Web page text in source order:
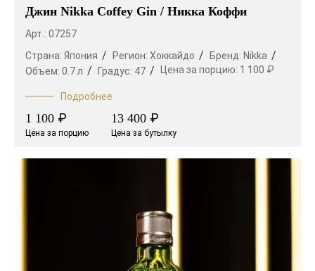
Джин Nikka Coffey Gin / Никка Коффи
Арт.: 07257
Страна: Япония Регион: Хоккайдо Бренд: Nikka
Объем: 0.7 л Градус: 47 Цена за порцию: 1 100 ₽
Подробнее
1 100 ₽
Цена за порцию
13 400 ₽
Цена за бутылку